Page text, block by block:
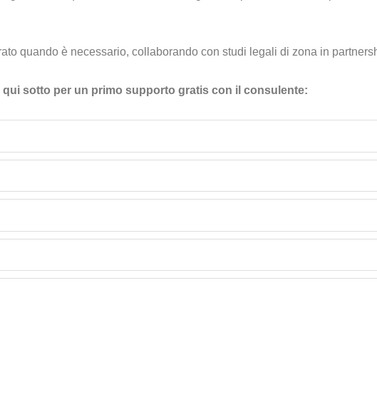
quando è necessario, collaborando con studi legali di zona in
sotto per un primo supporto gratis con il consulente: